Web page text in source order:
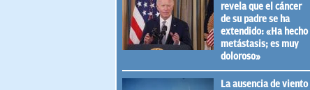
revela que el cáncer
de su padre se ha
extendido: «Ha hecho
metástasis; es muy
doloroso»
La ausencia de viento